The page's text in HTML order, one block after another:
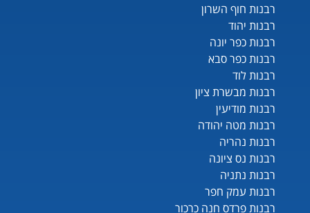
רבנות חוף השרון
רבנות יהוד
רבנות כפר יונה
רבנות כפר סבא
רבנות לוד
רבנות מבשרת ציון
רבנות מודיעין
רבנות מטה יהודה
רבנות נהריה
רבנות נס ציונה
רבנות נתניה
רבנות עמק חפר
רבנות פרדס חנה כרכור